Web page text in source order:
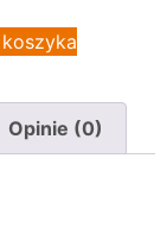
Opinie (0)